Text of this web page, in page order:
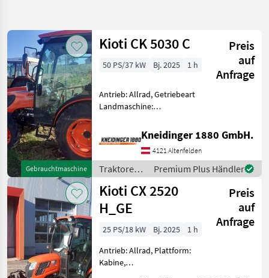
Gebrauchtmaschine
Kioti CK 5030 C
Preis
auf
Anfrage
50 PS/37 kW Bj. 2025 1 h
Antrieb: Allrad, Getriebeart
Landmaschine:
Zapfwellendrehzahl:
Höchstgeschwindigkeit in
km/h: 25 km/h, Abgasstufe:
Tier 5, Ober
Kneidinger 1880 GmbH.
4121 Altenfelden
Traktoren /
Kioti
Premium Plus Händler
Kioti CX 2520
H_GE
Preis
auf
Anfrage
25 PS/18 kW Bj. 2025
1 h
Antrieb: Allrad, Plattform:
Kabine,